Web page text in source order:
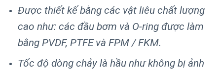
Được thiết kế bằng các vật liêu chất lượng
cao như: các đầu bơm và O-ring được làm
bằng PVDF, PTFE và FPM / FKM.
Tốc độ dòng chảy là hầu như không bị ảnh